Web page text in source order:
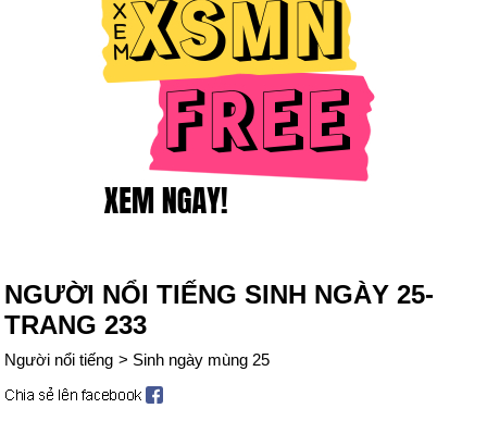
NGƯỜI NỔI TIẾNG SINH NGÀY 25-
TRANG 233
Người nổi tiếng > Sinh ngày mùng 25